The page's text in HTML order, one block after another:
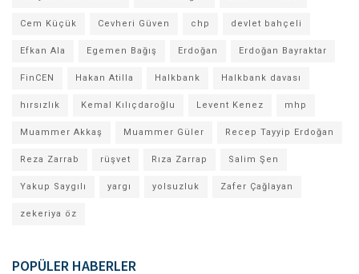
Cem Küçük Cevheri Güven chp devlet bahçeli
Efkan Ala Egemen Bağış Erdoğan Erdoğan Bayraktar
FinCEN Hakan Atilla Halkbank Halkbank davası
hırsızlık Kemal Kılıçdaroğlu Levent Kenez mhp
Muammer Akkaş Muammer Güler Recep Tayyip Erdoğan
Reza Zarrab rüşvet Rıza Zarrap Salim Şen
Yakup Saygılı yargı yolsuzluk Zafer Çağlayan
zekeriya öz
POPÜLER HABERLER